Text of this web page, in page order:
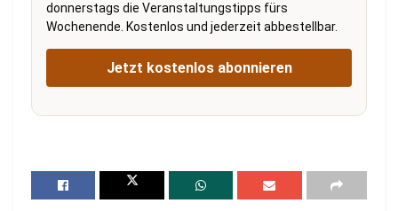
donnerstags die Veranstaltungstipps fürs
Wochenende. Kostenlos und jederzeit abbestellbar.
Jetzt kostenlos abonnieren